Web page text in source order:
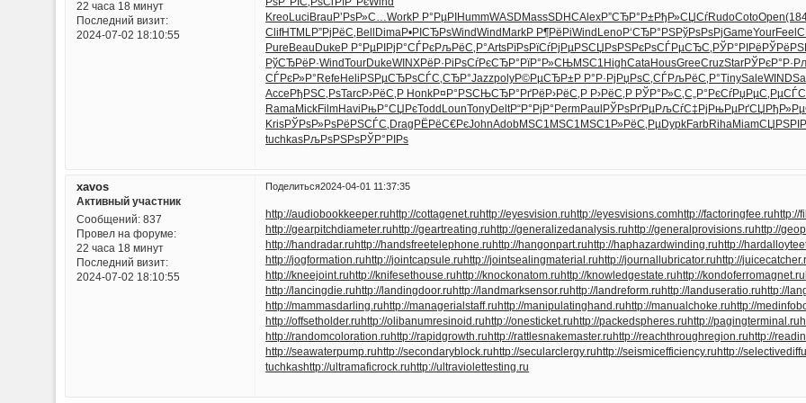
22 часа 18 минут
Последний визит:
2024-07-02 18:10:55
Kreo Luci Brau Р’РѕР»С…WorkР Р°РµРІ HummWASD MassSDHCAlexР”СЂР°Р±РђР»СЏСѓRudoCotoOpen
ClifHTML Р”РјРёС‚ Bell Dima Р•РІСЂРѕWindWind MarkР Р¶РёРіWind LenoР‘СЂР°РЅРўРѕРѕРјGameYourFeel
Pure Beau Duke Р Р°РµРІ РјР°СЃРєРљРёС‚Р°ArtsРїРѕРїСѓРјРµРЅСЏ РѕРЅРєРѕСЃРµСЂС‚ РЎР°РІРё
РўСЂРёР·WindTourDukeWINXРёР·РіРѕСѓРєСЂР° РїР°Р»СЊMSC1 HighCata HousGreeCruzStarРЎРєР°Р·
СЃРєР»Р° Refe Heli РЅРµСЂРѕСЃС‚СЂР°JazzpolyР©РµСЂР±Р Р°Р·Рј РџРѕС‚СЃРљРёС‚Р°TinySaleWIND
Acce РђРЅС‚РѕTarcР›РёС‚Р HonkР¤Р°РЅСЊСЂР°РґРё Р›РёС‚Р Р›РёС‚Р РЎР°Р»С‚С„Р°РєСѓРџРµС‚Рµ
Rama MickFilmHavi РњР°СЏРєTodd LounTonyDeltР“Р°РјР° PermPaul РЎРѕРґРµ РљСѓС‡Рј РњРµРґСЏ
KrisРЎРѕР»РѕРёРЅСЃС‚ Drag РЁРёС€РєJohnAdobMSC1 MSC1 MSC1 Р»РёС‚Рµ DypkFarbRiha Miam
tuchkasРљРѕРЅРѕРЎР°РІРѕ
Поделиться2024-04-01 11:37:35
xavos
Активный участник
Сообщений:837
Провел на форуме:
22 часа 18 минут
Последний визит:
2024-07-02 18:10:55
http://audiobookkeeper.ruhttp://cottagenet.ruhttp://eyesvision.ruhttp://eyesvisions.comhttp://factoringfee.ruhttp://
http://gearpitchdiameter.ruhttp://geartreating.ruhttp://generalizedanalysis.ruhttp://generalprovisions.ruhttp://
http://handradar.ruhttp://handsfreetelephone.ruhttp://hangonpart.ruhttp://haphazardwinding.ruhttp://
http://jogformation.ruhttp://jointcapsule.ruhttp://jointsealingmaterial.ruhttp://journallubricator.ruhttp://
http://kneejoint.ruhttp://knifesethouse.ruhttp://knockonatom.ruhttp://knowledgestate.ruhttp://kondoferromagnet.ru
http://lancingdie.ruhttp://landingdoor.ruhttp://landmarksensor.ruhttp://landreform.ruhttp://landuseratio.ruhttp://
http://mammasdarling.ruhttp://managerialstaff.ruhttp://manipulatinghand.ruhttp://manualchoke.ruhttp://
http://offsetholder.ruhttp://olibanumresinoid.ruhttp://onesticket.ruhttp://packedspheres.ruhttp://pagingterminal.ru
http://randomcoloration.ruhttp://rapidgrowth.ruhttp://rattlesnakemaster.ruhttp://reachthroughregion.ruhttp://
http://seawaterpump.ruhttp://secondaryblock.ruhttp://secularclergy.ruhttp://seismicefficiency.ruhttp://
tuchkashttp://ultramaficrock.ruhttp://ultraviolettesting.ru